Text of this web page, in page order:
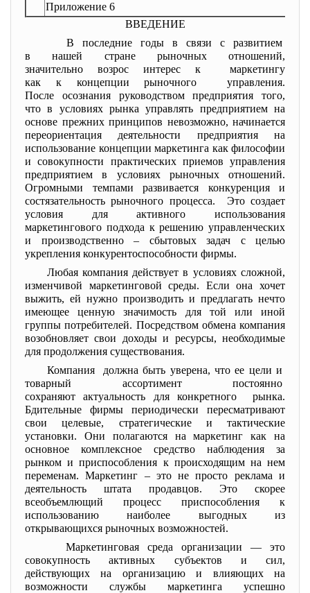
Приложение 6
ВВЕДЕНИЕ
В последние годы в связи с развитием
в нашей стране рыночных отношений,
значительно возрос интерес к маркетингу
как к концепции рыночного управления.
После осознания руководством предприятия того,
что в условиях рынка управлять предприятием на
основе прежних принципов невозможно, начинается
переориентация деятельности предприятия на
использование концепции маркетинга как философии
и совокупности практических приемов управления
предприятием в условиях рыночных отношений.
Огромными темпами развивается конкуренция и
состязательность рыночного процесса. Это создает
условия для активного использования
маркетингового подхода к решению управленческих
и производственно – сбытовых задач с целью
укрепления конкурентоспособности фирмы.
Любая компания действует в условиях сложной,
изменчивой маркетинговой среды. Если она хочет
выжить, ей нужно производить и предлагать нечто
имеющее ценную значимость для той или иной
группы потребителей. Посредством обмена компания
возобновляет свои доходы и ресурсы, необходимые
для продолжения существования.
Компания должна быть уверена, что ее цели и
товарный ассортимент постоянно
сохраняют актуальность для конкретного рынка.
Бдительные фирмы периодически пересматривают
свои целевые, стратегические и тактические
установки. Они полагаются на маркетинг как на
основное комплексное средство наблюдения за
рынком и приспособления к происходящим на нем
переменам. Маркетинг – это не просто реклама и
деятельность штата продавцов. Это скорее
всеобъемлющий процесс приспособления к
использованию наиболее выгодных из
открывающихся рыночных возможностей.
Маркетинговая среда организации — это
совокупность активных субъектов и сил,
действующих на организацию и влияющих на
возможности службы маркетинга успешно